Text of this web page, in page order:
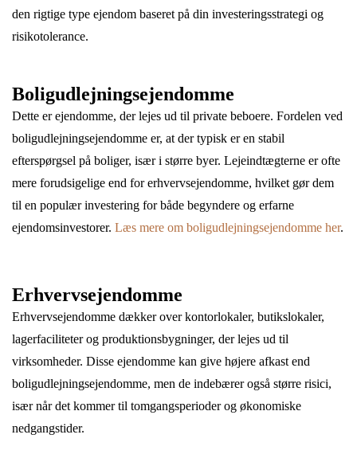
den rigtige type ejendom baseret på din investeringsstrategi og
risikotolerance.
Boligudlejningsejendomme
Dette er ejendomme, der lejes ud til private beboere. Fordelen ved
boligudlejningsejendomme er, at der typisk er en stabil
efterspørgsel på boliger, især i større byer. Lejeindtægterne er ofte
mere forudsigelige end for erhvervsejendomme, hvilket gør dem
til en populær investering for både begyndere og erfarne
ejendomsinvestorer. Læs mere om boligudlejningsejendomme her.
Erhvervsejendomme
Erhvervsejendomme dækker over kontorlokaler, butikslokaler,
lagerfaciliteter og produktionsbygninger, der lejes ud til
virksomheder. Disse ejendomme kan give højere afkast end
boligudlejningsejendomme, men de indebærer også større risici,
især når det kommer til tomgangsperioder og økonomiske
nedgangstider.